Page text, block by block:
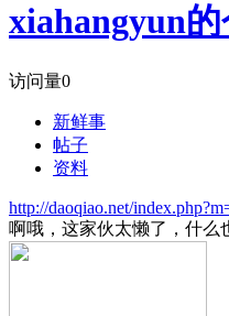
xiahangyun
访问量0
新鲜事
帖子
资料
http://daoqiao.net/
啊哦，这家伙太懒了，什么